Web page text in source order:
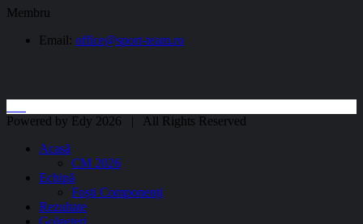
Membru
Email: office@sport-team.ro
Powered by Edy 2026 | All Rights Reserved
Acasă
CM 2026
Echipă
Foști Componenți
Rezultate
Golgeteri